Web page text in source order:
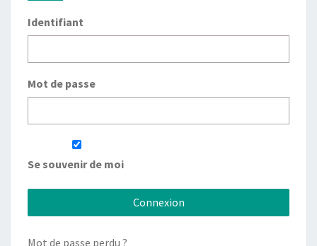
Identifiant
Mot de passe
Se souvenir de moi
Mot de passe perdu ?